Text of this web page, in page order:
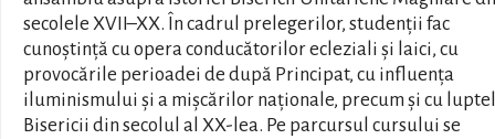
secolele XVII–XX. În cadrul prelegerilor, studenții fac
cunoștință cu opera conducătorilor ecleziali și laici, cu
provocările perioadei de după Principat, cu influența
iluminismului și a mișcărilor naționale, precum și cu
Bisericii din secolul al XX-lea. Pe parcursul cursului se